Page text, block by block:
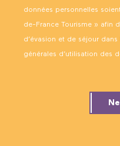
données personnelles
de-France Tourisme » afin
d’évasion et de séjour
générales d’utilisation des